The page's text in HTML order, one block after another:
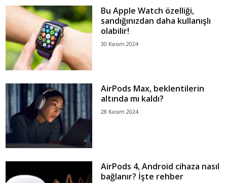
Bu Apple Watch özelliği,
sandığınızdan daha kullanışlı
olabilir!
30 Kasım 2024
AirPods Max, beklentilerin
altında mı kaldı?
28 Kasım 2024
AirPods 4, Android cihaza nasıl
bağlanır? İşte rehber